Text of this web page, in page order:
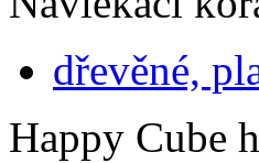
dřevěné,
Happy Cube